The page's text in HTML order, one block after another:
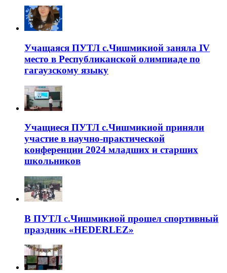
Учащаяся ПУТЛ с.Чишмикиой заняла IV
место в Республиканской олимпиаде по
гагаузскому языку
Учащиеся ПУТЛ с.Чишмикиой приняли
участие в научно-практической
конференции 2024 младших и старших
школьников
В ПУТЛ с.Чишмикиой прошел спортивный
праздник «HEDERLEZ»